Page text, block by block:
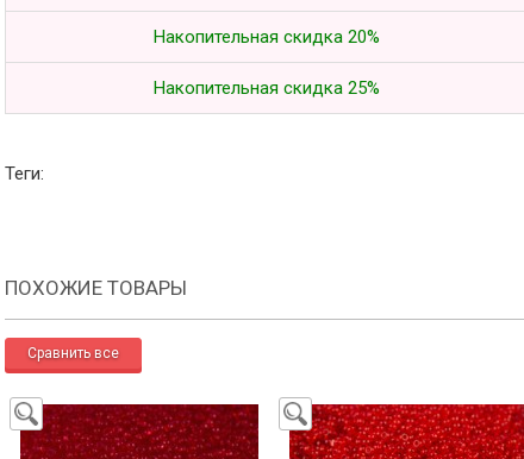
Накопительная скидка 20%
Накопительная скидка 25%
Теги:
ПОХОЖИЕ ТОВАРЫ